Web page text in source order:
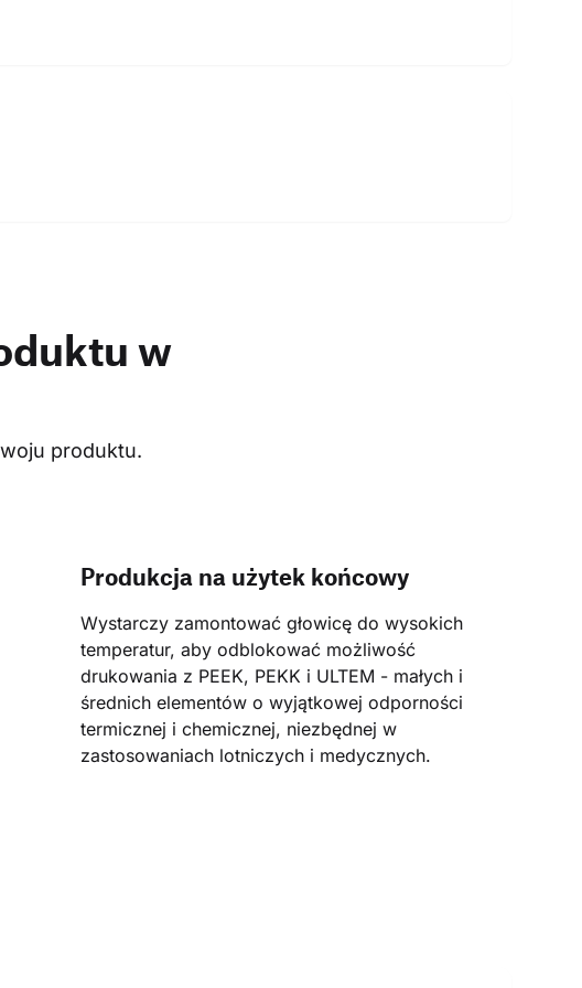
w
produktu.
Produkcja na użytek końcowy
Wystarczy zamontować głowicę do wysokich
temperatur, aby odblokować możliwość
drukowania z PEEK, PEKK i ULTEM - małych i
średnich elementów o wyjątkowej odporności
termicznej i chemicznej, niezbędnej w
zastosowaniach lotniczych i medycznych.